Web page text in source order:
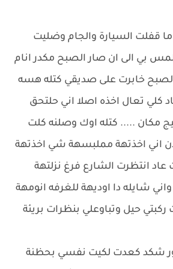
قفلت السيارة والجام وضليت
بي الى ان صار الصبح مكدر انام
خابرت على صديقي كتله هسه
كلي تعال اخذه اصلا اني حلتحق
مكان ..... كتله اوك وصلنه كلت
اني اخذتهة مملبسهة شي اخذتهة
انتظرت الشارع فرغ نزلتهة
شايله دا اوديهة للغرفه انومهة
حيل وتباوعلي بنظرات بريئة
شكد كعدت لكيت نفسي بحظنة